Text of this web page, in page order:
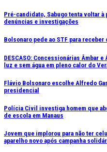
Ir
para
o
Pré-candidato, Sabugo tenta voltar
denúncias e investigações
Bolsonaro pede ao STF para
DESCASO: Concessionárias Âmbar
luz e sem água em pleno calor do
Flávio Bolsonaro escolhe Alfredo
presidencial
Polícia Civil investiga homem que
de escola em Manaus
Jovem que implorou para não ter
aparelho novo após campanha